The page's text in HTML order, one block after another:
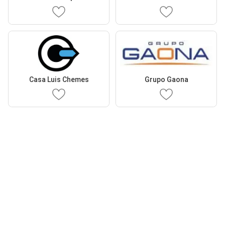
Casa Luis Chemes Grupo Gaona